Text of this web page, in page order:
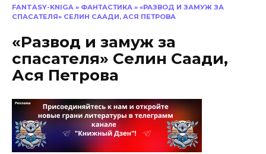
FANTASY-KNIGA » ФАНТАСТИКА » «РАЗВОД И ЗАМУЖ ЗА
СПАСАТЕЛЯ» СЕЛИН СААДИ, АСЯ ПЕТРОВА
«Развод и замуж за
спасателя» Селин Саади,
Ася Петрова